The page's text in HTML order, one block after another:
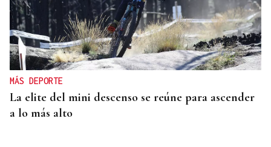
MÁS DEPORTE
La elite del mini descenso se reúne para ascender
a lo más alto